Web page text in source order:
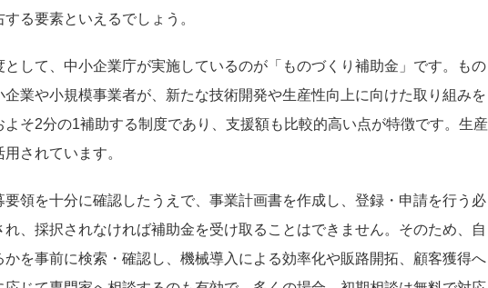
る要素といえるでしょう。
して、中小企業庁が実施しているのが「ものづくり補助金」です。もの
業や小規模事業者が、新たな技術開発や生産性向上に向けた取り組みを
そ2分の1補助する制度であり、支援額も比較的高い点が特徴です。生産
されています。
領を十分に確認したうえで、事業計画書を作成し、登録・申請を行う必
、採択されなければ補助金を受け取ることはできません。そのため、自
を事前に検索・確認し、機械導入による効率化や販路開拓、顧客獲得へ